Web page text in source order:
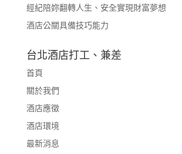
經紀陪妳翻轉人生、安全實現財富夢想
酒店公關具備技巧能力
台北酒店打工、兼差
首頁
關於我們
酒店應徵
酒店環境
最新消息